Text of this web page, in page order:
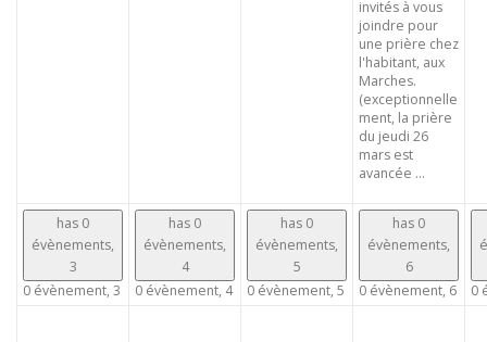
invités à vous
joindre pour
une prière chez
l'habitant, aux
Marches.
(exceptionnelle
ment, la prière
du jeudi 26
mars est
avancée ...
has 0
évènements,
3
0 évènement, 3
has 0
évènements,
4
0 évènement, 4
has 0
évènements,
5
0 évènement, 5
has 0
évènements,
6
0 évènement, 6 0